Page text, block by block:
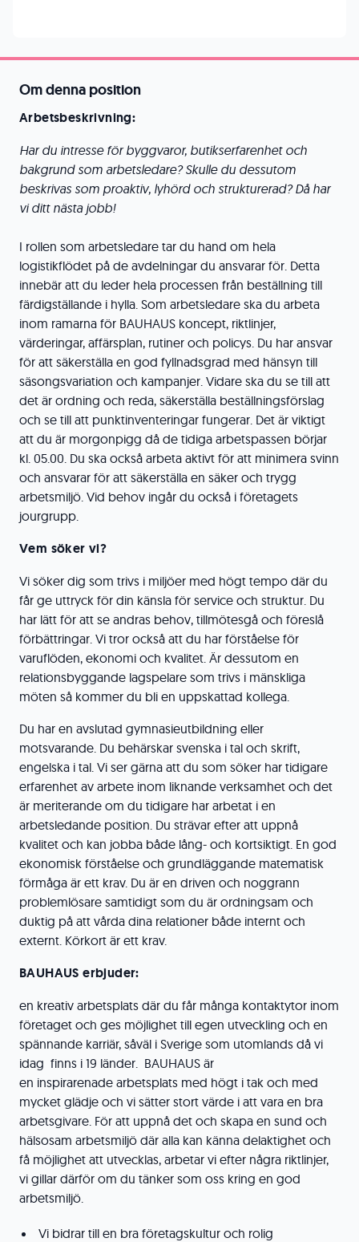
Om denna position
Arbetsbeskrivning:
Har du intresse för byggvaror, butikserfarenhet och
bakgrund som arbetsledare? Skulle du dessutom
beskrivas som proaktiv, lyhörd och strukturerad? Då har
vi ditt nästa jobb!
I rollen som arbetsledare tar du hand om hela
logistikflödet på de avdelningar du ansvarar för. Detta
innebär att du leder hela processen från beställning till
färdigställande i hylla. Som arbetsledare ska du arbeta
inom ramarna för BAUHAUS koncept, riktlinjer,
värderingar, affärsplan, rutiner och policys. Du har ansvar
för att säkerställa en god fyllnadsgrad med hänsyn till
säsongsvariation och kampanjer. Vidare ska du se till att
det är ordning och reda, säkerställa beställningsförslag
och se till att punktinventeringar fungerar. Det är viktigt
att du är morgonpigg då de tidiga arbetspassen börjar
kl. 05.00. Du ska också arbeta aktivt för att minimera svinn
och ansvarar för att säkerställa en säker och trygg
arbetsmiljö. Vid behov ingår du också i företagets
jourgrupp.
Vem söker vi?
Vi söker dig som trivs i miljöer med högt tempo där du
får ge uttryck för din känsla för service och struktur. Du
har lätt för att se andras behov, tillmötesgå och föreslå
förbättringar. Vi tror också att du har förståelse för
varuflöden, ekonomi och kvalitet. Är dessutom en
relationsbyggande lagspelare som trivs i mänskliga
möten så kommer du bli en uppskattad kollega.
Du har en avslutad gymnasieutbildning eller
motsvarande. Du behärskar svenska i tal och skrift,
engelska i tal. Vi ser gärna att du som söker har tidigare
erfarenhet av arbete inom liknande verksamhet och det
är meriterande om du tidigare har arbetat i en
arbetsledande position. Du strävar efter att uppnå
kvalitet och kan jobba både lång- och kortsiktigt. En god
ekonomisk förståelse och grundläggande matematisk
förmåga är ett krav. Du är en driven och noggrann
problemlösare samtidigt som du är ordningsam och
duktig på att vårda dina relationer både internt och
externt. Körkort är ett krav.
BAUHAUS erbjuder:
en kreativ arbetsplats där du får många kontaktytor inom
företaget och ges möjlighet till egen utveckling och en
spännande karriär, såväl i Sverige som utomlands då vi
idag finns i 19 länder. BAUHAUS är
en inspirarenade arbetsplats med högt i tak och med
mycket glädje och vi sätter stort värde i att vara en bra
arbetsgivare. För att uppnå det och skapa en sund och
hälsosam arbetsmiljö där alla kan känna delaktighet och
få möjlighet att utvecklas, arbetar vi efter några riktlinjer,
vi gillar därför om du tänker som oss kring en god
arbetsmiljö.
Vi bidrar till en bra företagskultur och rolig